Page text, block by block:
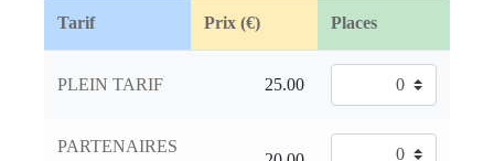
Tarif Prix (€) Places
PLEIN TARIF
PARTENAIRES